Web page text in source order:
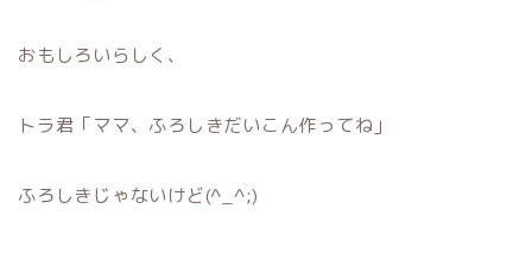
おもしろいらしく、
トラ君「ママ、ふろしきだいこん作ってね」
ふろしきじゃないけど(^_^;)